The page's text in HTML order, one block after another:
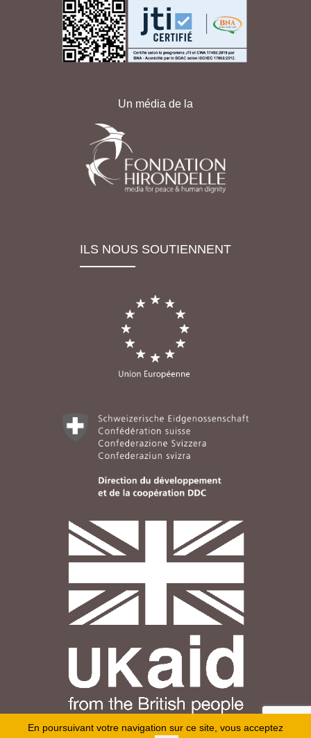
En poursuivant votre navigation sur ce site, vous acceptez
Un média de la
ILS NOUS SOUTIENNENT